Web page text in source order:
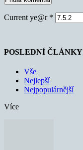
Current ye@r *
POSLEDNÍ ČLÁNKY
Vše
Nejlepší
Nejpopulárnější
Více